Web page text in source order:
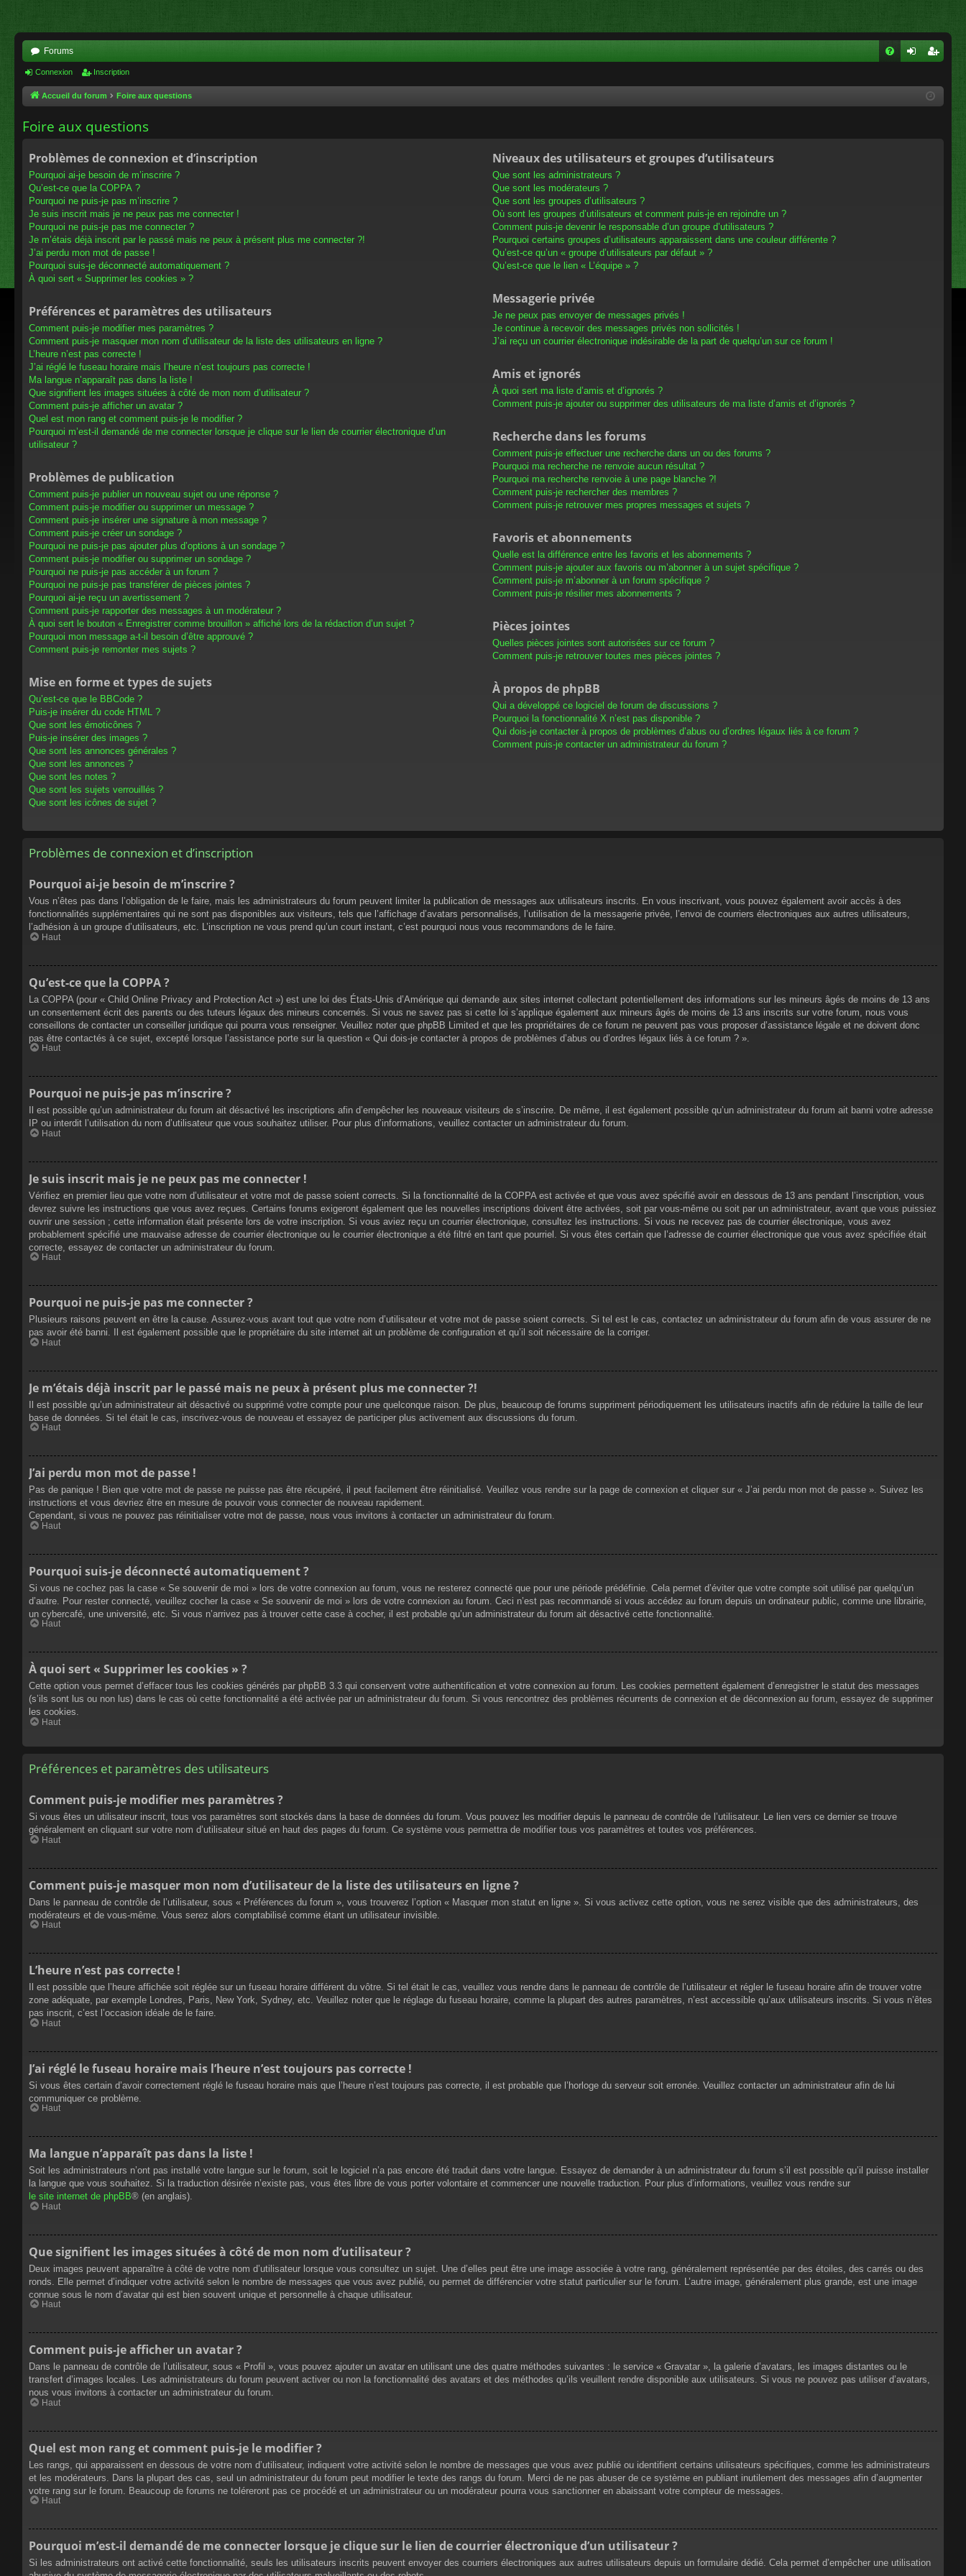
Forums
cri
Connexion Inscription
Accueil du forum Foire aux questions
Foire aux questions
Problèmes de connexion et d’inscription
Pourquoi ai-je besoin de m’inscrire ?
Qu’est-ce que la COPPA ?
Pourquoi ne puis-je pas m’inscrire ?
Je suis inscrit mais je ne peux pas me connecter !
Pourquoi ne puis-je pas me connecter ?
Je m’étais déjà inscrit par le passé mais ne peux à présent plus me connecter ?!
J’ai perdu mon mot de passe !
Pourquoi suis-je déconnecté automatiquement ?
À quoi sert « Supprimer les cookies » ?
Préférences et paramètres des utilisateurs
Comment puis-je modifier mes paramètres ?
Comment puis-je masquer mon nom d’utilisateur de la liste des utilisateurs en ligne ?
L’heure n’est pas correcte !
J’ai réglé le fuseau horaire mais l’heure n’est toujours pas correcte !
Ma langue n’apparaît pas dans la liste !
Que signifient les images situées à côté de mon nom d’utilisateur ?
Comment puis-je afficher un avatar ?
Quel est mon rang et comment puis-je le modifier ?
Pourquoi m’est-il demandé de me connecter lorsque je clique sur le lien de courrier électronique d’un
utilisateur ?
Problèmes de publication
Comment puis-je publier un nouveau sujet ou une réponse ?
Comment puis-je modifier ou supprimer un message ?
Comment puis-je insérer une signature à mon message ?
Comment puis-je créer un sondage ?
Pourquoi ne puis-je pas ajouter plus d’options à un sondage ?
Comment puis-je modifier ou supprimer un sondage ?
Pourquoi ne puis-je pas accéder à un forum ?
Pourquoi ne puis-je pas transférer de pièces jointes ?
Pourquoi ai-je reçu un avertissement ?
Comment puis-je rapporter des messages à un modérateur ?
À quoi sert le bouton « Enregistrer comme brouillon » affiché lors de la rédaction d’un sujet ?
Pourquoi mon message a-t-il besoin d’être approuvé ?
Comment puis-je remonter mes sujets ?
Mise en forme et types de sujets
Qu’est-ce que le BBCode ?
Puis-je insérer du code HTML ?
Que sont les émoticônes ?
Puis-je insérer des images ?
Que sont les annonces générales ?
Que sont les annonces ?
Que sont les notes ?
Que sont les sujets verrouillés ?
Que sont les icônes de sujet ?
Niveaux des utilisateurs et groupes d’utilisateurs
Que sont les administrateurs ?
Que sont les modérateurs ?
Que sont les groupes d’utilisateurs ?
Où sont les groupes d’utilisateurs et comment puis-je en rejoindre un ?
Comment puis-je devenir le responsable d’un groupe d’utilisateurs ?
Pourquoi certains groupes d’utilisateurs apparaissent dans une couleur différente ?
Qu’est-ce qu’un « groupe d’utilisateurs par défaut » ?
Qu’est-ce que le lien « L’équipe » ?
Messagerie privée
Je ne peux pas envoyer de messages privés !
Je continue à recevoir des messages privés non sollicités !
J’ai reçu un courrier électronique indésirable de la part de quelqu’un sur ce forum !
Amis et ignorés
À quoi sert ma liste d’amis et d’ignorés ?
Comment puis-je ajouter ou supprimer des utilisateurs de ma liste d’amis et d’ignorés ?
Recherche dans les forums
Comment puis-je effectuer une recherche dans un ou des forums ?
Pourquoi ma recherche ne renvoie aucun résultat ?
Pourquoi ma recherche renvoie à une page blanche ?!
Comment puis-je rechercher des membres ?
Comment puis-je retrouver mes propres messages et sujets ?
Favoris et abonnements
Quelle est la différence entre les favoris et les abonnements ?
Comment puis-je ajouter aux favoris ou m’abonner à un sujet spécifique ?
Comment puis-je m’abonner à un forum spécifique ?
Comment puis-je résilier mes abonnements ?
Pièces jointes
Quelles pièces jointes sont autorisées sur ce forum ?
Comment puis-je retrouver toutes mes pièces jointes ?
À propos de phpBB
Qui a développé ce logiciel de forum de discussions ?
Pourquoi la fonctionnalité X n’est pas disponible ?
Qui dois-je contacter à propos de problèmes d’abus ou d’ordres légaux liés à ce forum ?
Comment puis-je contacter un administrateur du forum ?
Problèmes de connexion et d’inscription
Pourquoi ai-je besoin de m’inscrire ?
Vous n’êtes pas dans l’obligation de le faire, mais les administrateurs du forum peuvent limiter la publication de messages aux utilisateurs inscrits. En vous inscrivant, vous pouvez également avoir accès à des
fonctionnalités supplémentaires qui ne sont pas disponibles aux visiteurs, tels que l’affichage d’avatars personnalisés, l’utilisation de la messagerie privée, l’envoi de courriers électroniques aux autres utilisateurs,
l’adhésion à un groupe d’utilisateurs, etc. L’inscription ne vous prend qu’un court instant, c’est pourquoi nous vous recommandons de le faire.
Haut
Qu’est-ce que la COPPA ?
La COPPA (pour « Child Online Privacy and Protection Act ») est une loi des États-Unis d’Amérique qui demande aux sites internet collectant potentiellement des informations sur les mineurs âgés de moins de 13 ans
un consentement écrit des parents ou des tuteurs légaux des mineurs concernés. Si vous ne savez pas si cette loi s’applique également aux mineurs âgés de moins de 13 ans inscrits sur votre forum, nous vous
conseillons de contacter un conseiller juridique qui pourra vous renseigner. Veuillez noter que phpBB Limited et que les propriétaires de ce forum ne peuvent pas vous proposer d’assistance légale et ne doivent donc
pas être contactés à ce sujet, excepté lorsque l’assistance porte sur la question « Qui dois-je contacter à propos de problèmes d’abus ou d’ordres légaux liés à ce forum ? ».
Haut
Pourquoi ne puis-je pas m’inscrire ?
Il est possible qu’un administrateur du forum ait désactivé les inscriptions afin d’empêcher les nouveaux visiteurs de s’inscrire. De même, il est également possible qu’un administrateur du forum ait banni votre adresse
IP ou interdit l’utilisation du nom d’utilisateur que vous souhaitez utiliser. Pour plus d’informations, veuillez contacter un administrateur du forum.
Haut
Je suis inscrit mais je ne peux pas me connecter !
Vérifiez en premier lieu que votre nom d’utilisateur et votre mot de passe soient corrects. Si la fonctionnalité de la COPPA est activée et que vous avez spécifié avoir en dessous de 13 ans pendant l’inscription, vous
devrez suivre les instructions que vous avez reçues. Certains forums exigeront également que les nouvelles inscriptions doivent être activées, soit par vous-même ou soit par un administrateur, avant que vous puissiez
ouvrir une session ; cette information était présente lors de votre inscription. Si vous aviez reçu un courrier électronique, consultez les instructions. Si vous ne recevez pas de courrier électronique, vous avez
probablement spécifié une mauvaise adresse de courrier électronique ou le courrier électronique a été filtré en tant que pourriel. Si vous êtes certain que l’adresse de courrier électronique que vous avez spécifiée était
correcte, essayez de contacter un administrateur du forum.
Haut
Pourquoi ne puis-je pas me connecter ?
Plusieurs raisons peuvent en être la cause. Assurez-vous avant tout que votre nom d’utilisateur et votre mot de passe soient corrects. Si tel est le cas, contactez un administrateur du forum afin de vous assurer de ne
pas avoir été banni. Il est également possible que le propriétaire du site internet ait un problème de configuration et qu’il soit nécessaire de la corriger.
Haut
Je m’étais déjà inscrit par le passé mais ne peux à présent plus me connecter ?!
Il est possible qu’un administrateur ait désactivé ou supprimé votre compte pour une quelconque raison. De plus, beaucoup de forums suppriment périodiquement les utilisateurs inactifs afin de réduire la taille de leur
base de données. Si tel était le cas, inscrivez-vous de nouveau et essayez de participer plus activement aux discussions du forum.
Haut
J’ai perdu mon mot de passe !
Pas de panique ! Bien que votre mot de passe ne puisse pas être récupéré, il peut facilement être réinitialisé. Veuillez vous rendre sur la page de connexion et cliquer sur « J’ai perdu mon mot de passe ». Suivez les
instructions et vous devriez être en mesure de pouvoir vous connecter de nouveau rapidement.
Cependant, si vous ne pouvez pas réinitialiser votre mot de passe, nous vous invitons à contacter un administrateur du forum.
Haut
Pourquoi suis-je déconnecté automatiquement ?
Si vous ne cochez pas la case « Se souvenir de moi » lors de votre connexion au forum, vous ne resterez connecté que pour une période prédéfinie. Cela permet d’éviter que votre compte soit utilisé par quelqu’un
d’autre. Pour rester connecté, veuillez cocher la case « Se souvenir de moi » lors de votre connexion au forum. Ceci n’est pas recommandé si vous accédez au forum depuis un ordinateur public, comme une librairie,
un cybercafé, une université, etc. Si vous n’arrivez pas à trouver cette case à cocher, il est probable qu’un administrateur du forum ait désactivé cette fonctionnalité.
Haut
À quoi sert « Supprimer les cookies » ?
Cette option vous permet d’effacer tous les cookies générés par phpBB 3.3 qui conservent votre authentification et votre connexion au forum. Les cookies permettent également d’enregistrer le statut des messages
(s’ils sont lus ou non lus) dans le cas où cette fonctionnalité a été activée par un administrateur du forum. Si vous rencontrez des problèmes récurrents de connexion et de déconnexion au forum, essayez de supprimer
les cookies.
Haut
Préférences et paramètres des utilisateurs
Comment puis-je modifier mes paramètres ?
Si vous êtes un utilisateur inscrit, tous vos paramètres sont stockés dans la base de données du forum. Vous pouvez les modifier depuis le panneau de contrôle de l’utilisateur. Le lien vers ce dernier se trouve
généralement en cliquant sur votre nom d’utilisateur situé en haut des pages du forum. Ce système vous permettra de modifier tous vos paramètres et toutes vos préférences.
Haut
Comment puis-je masquer mon nom d’utilisateur de la liste des utilisateurs en ligne ?
Dans le panneau de contrôle de l’utilisateur, sous « Préférences du forum », vous trouverez l’option « Masquer mon statut en ligne ». Si vous activez cette option, vous ne serez visible que des administrateurs, des
modérateurs et de vous-même. Vous serez alors comptabilisé comme étant un utilisateur invisible.
Haut
L’heure n’est pas correcte !
Il est possible que l’heure affichée soit réglée sur un fuseau horaire différent du vôtre. Si tel était le cas, veuillez vous rendre dans le panneau de contrôle de l’utilisateur et régler le fuseau horaire afin de trouver votre
zone adéquate, par exemple Londres, Paris, New York, Sydney, etc. Veuillez noter que le réglage du fuseau horaire, comme la plupart des autres paramètres, n’est accessible qu’aux utilisateurs inscrits. Si vous n’êtes
pas inscrit, c’est l’occasion idéale de le faire.
Haut
J’ai réglé le fuseau horaire mais l’heure n’est toujours pas correcte !
Si vous êtes certain d’avoir correctement réglé le fuseau horaire mais que l’heure n’est toujours pas correcte, il est probable que l’horloge du serveur soit erronée. Veuillez contacter un administrateur afin de lui
communiquer ce problème.
Haut
Ma langue n’apparaît pas dans la liste !
Soit les administrateurs n’ont pas installé votre langue sur le forum, soit le logiciel n’a pas encore été traduit dans votre langue. Essayez de demander à un administrateur du forum s’il est possible qu’il puisse installer
la langue que vous souhaitez. Si la traduction désirée n’existe pas, vous êtes libre de vous porter volontaire et commencer une nouvelle traduction. Pour plus d’informations, veuillez vous rendre sur
le site internet de phpBB® (en anglais).
Haut
Que signifient les images situées à côté de mon nom d’utilisateur ?
Deux images peuvent apparaître à côté de votre nom d’utilisateur lorsque vous consultez un sujet. Une d’elles peut être une image associée à votre rang, généralement représentée par des étoiles, des carrés ou des
ronds. Elle permet d’indiquer votre activité selon le nombre de messages que vous avez publié, ou permet de différencier votre statut particulier sur le forum. L’autre image, généralement plus grande, est une image
connue sous le nom d’avatar qui est bien souvent unique et personnelle à chaque utilisateur.
Haut
Comment puis-je afficher un avatar ?
Dans le panneau de contrôle de l’utilisateur, sous « Profil », vous pouvez ajouter un avatar en utilisant une des quatre méthodes suivantes : le service « Gravatar », la galerie d’avatars, les images distantes ou le
transfert d’images locales. Les administrateurs du forum peuvent activer ou non la fonctionnalité des avatars et des méthodes qu’ils veuillent rendre disponible aux utilisateurs. Si vous ne pouvez pas utiliser d’avatars,
nous vous invitons à contacter un administrateur du forum.
Haut
Quel est mon rang et comment puis-je le modifier ?
Les rangs, qui apparaissent en dessous de votre nom d’utilisateur, indiquent votre activité selon le nombre de messages que vous avez publié ou identifient certains utilisateurs spécifiques, comme les administrateurs
et les modérateurs. Dans la plupart des cas, seul un administrateur du forum peut modifier le texte des rangs du forum. Merci de ne pas abuser de ce système en publiant inutilement des messages afin d’augmenter
votre rang sur le forum. Beaucoup de forums ne toléreront pas ce procédé et un administrateur ou un modérateur pourra vous sanctionner en abaissant votre compteur de messages.
Haut
Pourquoi m’est-il demandé de me connecter lorsque je clique sur le lien de courrier électronique d’un utilisateur ?
Si les administrateurs ont activé cette fonctionnalité, seuls les utilisateurs inscrits peuvent envoyer des courriers électroniques aux autres utilisateurs depuis un formulaire dédié. Cela permet d’empêcher une utilisation